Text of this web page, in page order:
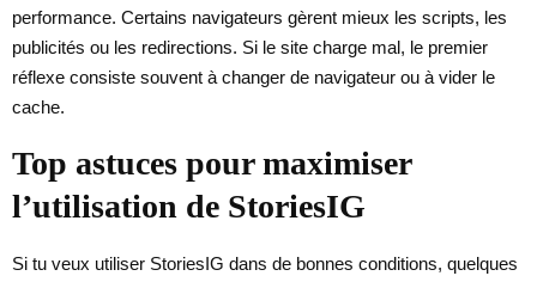
performance. Certains navigateurs gèrent mieux les scripts, les
publicités ou les redirections. Si le site charge mal, le premier
réflexe consiste souvent à changer de navigateur ou à vider le
cache.
Top astuces pour maximiser
l’utilisation de StoriesIG
Si tu veux utiliser StoriesIG dans de bonnes conditions, quelques